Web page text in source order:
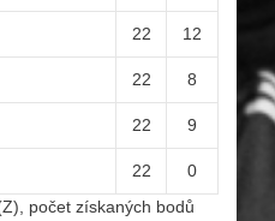
22 12
22 8
22 9
22
0
počet získaných bodů